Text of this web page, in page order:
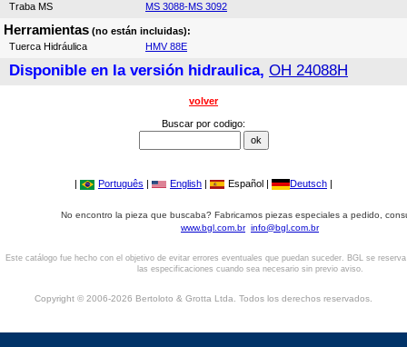
Traba MS
MS 3088-MS 3092
Herramientas (no están incluidas):
Tuerca Hidráulica
HMV 88E
Disponible en la versión hidraulica, OH 24088H
volver
Buscar por codigo:
| Português | English | Español | Deutsch |
No encontro la pieza que buscaba? Fabricamos piezas especiales a pedido,
www.bgl.com.br info@bgl.com.br
Este catálogo fue hecho con el objetivo de evitar errores eventuales que puedan suceder. BGL se
las especificaciones cuando sea necesario sin previo aviso.
Copyright © 2006-2026 Bertoloto & Grotta Ltda. Todos los derechos reservados.